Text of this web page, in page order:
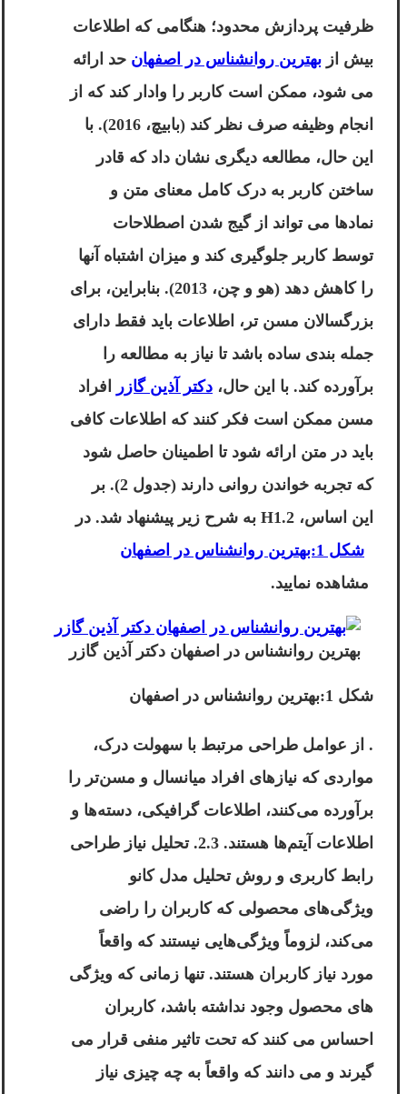
ظرفیت پردازش محدود؛ هنگامی که اطلاعات
بیش از بهترین روانشناس در اصفهان حد ارائه
می شود، ممکن است کاربر را وادار کند که از
انجام وظیفه صرف نظر کند (بابیچ، 2016). با
این حال، مطالعه دیگری نشان داد که قادر
ساختن کاربر به درک کامل معنای متن و
نمادها می تواند از گیج شدن اصطلاحات
توسط کاربر جلوگیری کند و میزان اشتباه آنها
را کاهش دهد (هو و چن، 2013). بنابراین، برای
بزرگسالان مسن تر، اطلاعات باید فقط دارای
جمله بندی ساده باشد تا نیاز به مطالعه را
برآورده کند. با این حال، دکتر آذین گازر
افراد
مسن ممکن است فکر کنند که اطلاعات کافی
باید در متن ارائه شود تا اطمینان حاصل شود
که تجربه خواندن روانی دارند (جدول 2). بر
این اساس، H1.2 به شرح زیر پیشنهاد شد. در
شکل 1:بهترین روانشناس در اصفهان
مشاهده نمایید.
بهترین روانشناس در اصفهان دکتر آذین گازر
شکل 1:بهترین روانشناس در اصفهان
. از عوامل طراحی مرتبط با سهولت درک،
مواردی که نیازهای افراد میانسال و مسن‌تر را
برآورده می‌کنند، اطلاعات گرافیکی، دسته‌ها و
اطلاعات آیتم‌ها هستند. 2.3. تحلیل نیاز طراحی
رابط کاربری و روش تحلیل مدل کانو
ویژگی‌های محصولی که کاربران را راضی
می‌کند، لزوماً ویژگی‌هایی نیستند که واقعاً
مورد نیاز کاربران هستند. تنها زمانی که ویژگی
های محصول وجود نداشته باشد، کاربران
احساس می کنند که تحت تاثیر منفی قرار می
گیرند و می دانند که واقعاً به چه چیزی نیاز